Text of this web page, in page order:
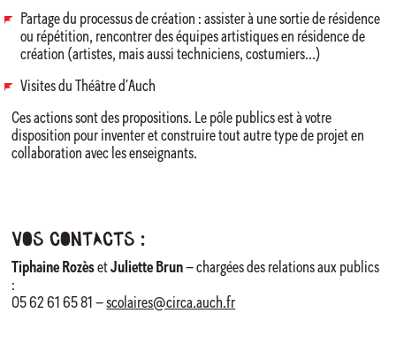
Partage du processus de création : assister à une sortie de résidence
ou répétition, rencontrer des équipes artistiques en résidence de
création (artistes, mais aussi techniciens, costumiers…)
Visites du Théâtre d’Auch
Ces actions sont des propositions. Le pôle publics est à votre
disposition pour inventer et construire tout autre type de projet en
collaboration avec les enseignants.
Vos contacts :
Tiphaine RozèsetJuliette Brun– chargées des relations aux publics
:
05 62 61 65 81 –scolaires@circa.auch.fr